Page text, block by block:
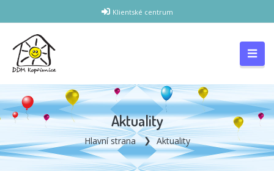
Klientské centrum
Aktuality
Hlavní strana Aktuality